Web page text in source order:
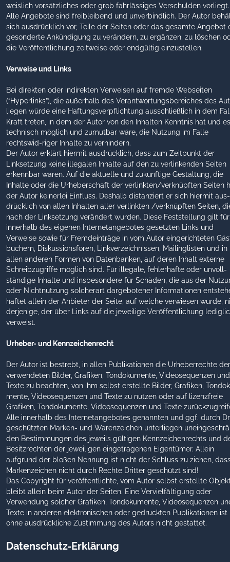
weislich vorsätzliches oder grob fahrlässiges Verschulden vorliegt.
Alle Angebote sind freibleibend und unverbindlich. Der Autor
sich ausdrücklich vor, Teile der Seiten oder das gesamte Angebot
gesonderte Ankündigung zu verändern, zu ergänzen, zu löschen
die Veröffentlichung zeitweise oder endgültig einzustellen.
Verweise und Links
Bei direkten oder indirekten Verweisen auf fremde Webseiten
(“Hyperlinks”), die außerhalb des Verantwortungsbereiches des
liegen würde eine Haftungsverpflichtung ausschließlich in dem
Kraft treten, in dem der Autor von den Inhalten Kenntnis hat und
technisch möglich und zumutbar wäre, die Nutzung im Falle
rechtswid-riger Inhalte zu verhindern.
Der Autor erklärt hiermit ausdrücklich, dass zum Zeitpunkt der
Linksetzung keine illegalen Inhalte auf den zu verlinkenden Seiten
erkennbar waren. Auf die aktuelle und zukünftige Gestaltung, die
Inhalte oder die Urheberschaft der verlinkten/verknüpften Seiten
der Autor keinerlei Einfluss. Deshalb distanziert er sich hiermit aus-
drücklich von allen Inhalten aller verlinkten /verknüpften Seiten,
nach der Linksetzung verändert wurden. Diese Feststellung gilt
innerhalb des eigenen Internetangebotes gesetzten Links und
Verweise sowie für Fremdeinträge in vom Autor eingerichteten
büchern, Diskussionsforen, Linkverzeichnissen, Mailinglisten und in
allen anderen Formen von Datenbanken, auf deren Inhalt externe
Schreibzugriffe möglich sind. Für illegale, fehlerhafte oder unvoll-
ständige Inhalte und insbesondere für Schäden, die aus der
oder Nichtnutzung solcherart dargebotener Informationen
haftet allein der Anbieter der Seite, auf welche verwiesen wurde,
derjenige, der über Links auf die jeweilige Veröffentlichung
verweist.
Urheber- und Kennzeichenrecht
Der Autor ist bestrebt, in allen Publikationen die Urheberrechte
verwendeten Bilder, Grafiken, Tondokumente, Videosequenzen
Texte zu beachten, von ihm selbst erstellte Bilder, Grafiken,
mente, Videosequenzen und Texte zu nutzen oder auf lizenzfreie
Grafiken, Tondokumente, Videosequenzen und Texte
Alle innerhalb des Internetangebotes genannten und ggf. durch
geschützten Marken- und Warenzeichen unterliegen
den Bestimmungen des jeweils gültigen Kennzeichenrechts und
Besitzrechten der jeweiligen eingetragenen Eigentümer. Allein
aufgrund der bloßen Nennung ist nicht der Schluss zu ziehen,
Markenzeichen nicht durch Rechte Dritter geschützt sind!
Das Copyright für veröffentlichte, vom Autor selbst erstellte
bleibt allein beim Autor der Seiten. Eine Vervielfältigung oder
Verwendung solcher Grafiken, Tondokumente, Videosequenzen
Texte in anderen elektronischen oder gedruckten Publikationen ist
ohne ausdrückliche Zustimmung des Autors nicht gestattet.
Datenschutz-Erklärung